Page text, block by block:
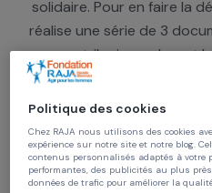
puissant de la
porteuses d’un
d’urgence, un
solidaire. Pour en faire
réalise une série de 3
une trilogie,
populaire, Nos Mères